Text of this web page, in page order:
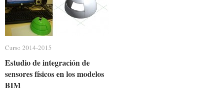
Curso 2014-2015
Estudio de integración de
sensores físicos en los modelos
BIM
Curso 2014-2015
Estudio de integración de
sensores físicos en los modelos
BIM